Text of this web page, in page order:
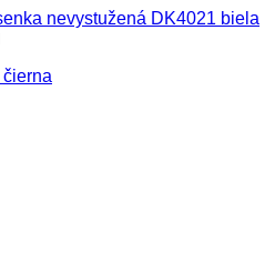
nevystužená DK4021 biela